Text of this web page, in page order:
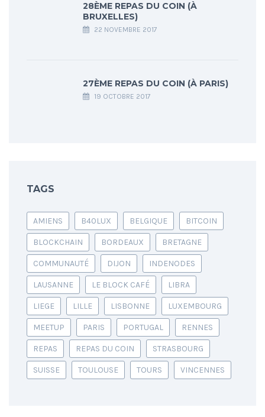
28ÈME REPAS DU COIN (À
BRUXELLES)
22 NOVEMBRE 2017
27ÈME REPAS DU COIN (À PARIS)
19 OCTOBRE 2017
TAGS
AMIENS B40LUX BELGIQUE BITCOIN
BLOCKCHAIN BORDEAUX BRETAGNE
COMMUNAUTÉ DIJON INDENODES
LAUSANNE LE BLOCK CAFÉ LIBRA
LIEGE LILLE LISBONNE LUXEMBOURG
MEETUP PARIS PORTUGAL RENNES
REPAS REPAS DU COIN STRASBOURG
SUISSE TOULOUSE TOURS VINCENNES